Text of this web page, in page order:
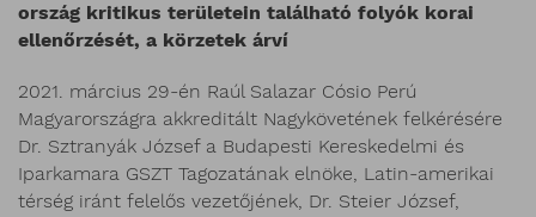
ország kritikus területein található folyók korai
ellenőrzését, a körzetek árví
2021. március 29-én Raúl Salazar Cósio Perú
Magyarországra akkreditált Nagykövetének felkérésére
Dr. Sztranyák József a Budapesti Kereskedelmi és
Iparkamara GSZT Tagozatának elnöke, Latin-amerikai
térség iránt felelős vezetőjének, Dr. Steier József,